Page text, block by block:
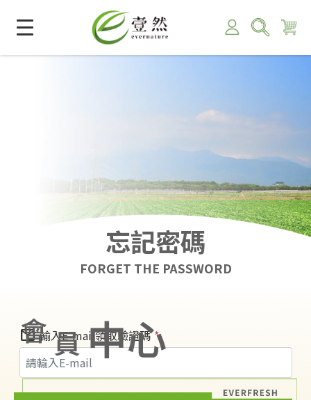
忘記密碼
FORGET THE PASSWORD
mail 輸入E-mail領取驗證碼 *